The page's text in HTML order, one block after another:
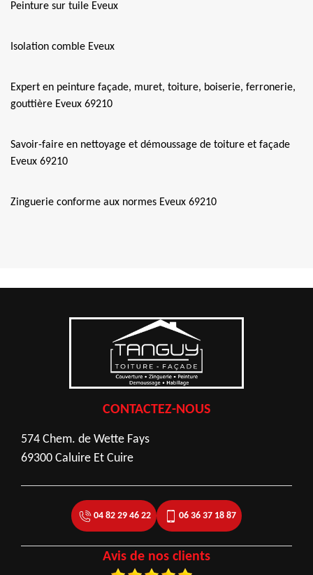
Peinture sur tuile Eveux
Isolation comble Eveux
Expert en peinture façade, muret, toiture, boiserie, ferronerie,
gouttière Eveux 69210
Savoir-faire en nettoyage et démoussage de toiture et façade
Eveux 69210
Zinguerie conforme aux normes Eveux 69210
CONTACTEZ-NOUS
574 Chem. de Wette Fays
69300 Caluire Et Cuire
04 82 29 46 22 06 36 37 18 87
Avis de nos clients